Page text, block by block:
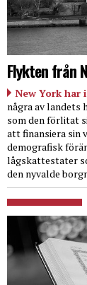
Flykten från
New York har
några av
som den förlitat
att finansiera sin
demografisk
lågskattestater
den nyvalde